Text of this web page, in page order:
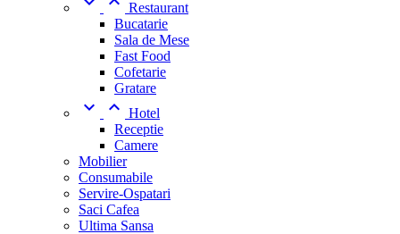
Restaurant
Bucatarie
Sala de Mese
Fast Food
Cofetarie
Gratare
  Hotel
Receptie
Camere
Mobilier
Consumabile
Servire-Ospatari
Saci Cafea
Ultima Sansa